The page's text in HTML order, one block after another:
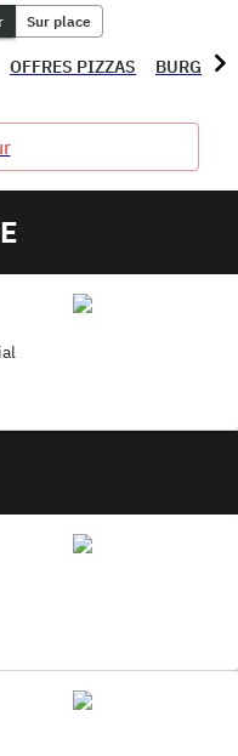
OFFRES PIZZAS BURGERS
Sur place